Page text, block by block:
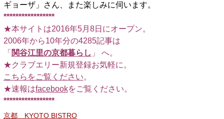
ギョーザ」さん、また楽しみに伺います。
*****************
★本サイトは2016年5月8日にオープン。
2006年から10年分の4285記事は
「 関谷江里の京都暮らし 」 へ。
★クラブエリー新規登録お気軽に。
こちらをご覧ください。
★速報はfacebookをご覧ください。
*****************
京都 KYOTO BISTRO